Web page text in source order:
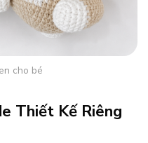
cho bé
Thiết Kế Riêng